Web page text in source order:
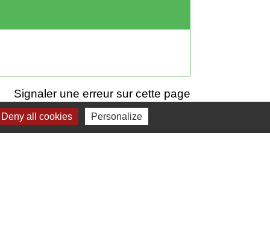
Signaler une erreur sur cette page
Deny all cookies Personalize